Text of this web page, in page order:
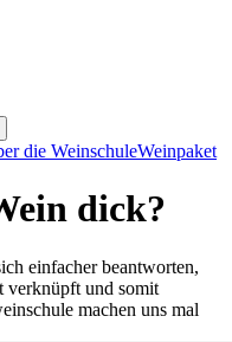
die WeinschuleWeinpaket
dick?
einfacher beantworten,
verknüpft und somit
machen uns mal